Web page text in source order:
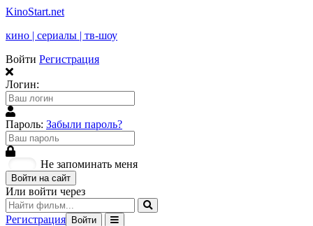
KinoStart.net
кино | сериалы | тв-шоу
Войти Регистрация
Логин:
Пароль: Забыли пароль?
Не запоминать меня
Войти на сайт
Или войти через
Регистрация Войти